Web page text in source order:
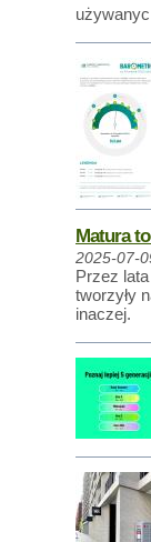
Matura
2025-07-
Przez
tworzyły
inaczej.